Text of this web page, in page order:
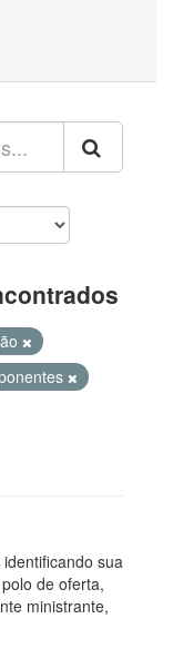
sua
de oferta,
ministrante,